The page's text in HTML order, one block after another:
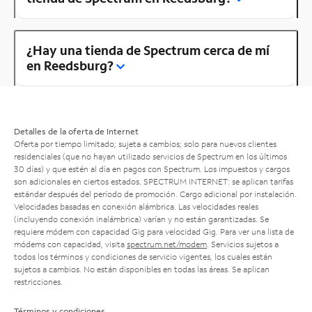
¿Hay una tienda de Spectrum cerca de mí
en Reedsburg?
Detalles de la oferta de Internet
Oferta por tiempo limitado; sujeta a cambios; solo para nuevos clientes
residenciales (que no hayan utilizado servicios de Spectrum en los últimos
30 días) y que estén al día en pagos con Spectrum. Los impuestos y cargos
son adicionales en ciertos estados. SPECTRUM INTERNET: se aplican tarifas
estándar después del período de promoción. Cargo adicional por instalación.
Velocidades basadas en conexión alámbrica. Las velocidades reales
(incluyendo conexión inalámbrica) varían y no están garantizadas. Se
requiere módem con capacidad Gig para velocidad Gig. Para ver una lista de
módems con capacidad, visita spectrum.net/modem . Servicios sujetos a
todos los términos y condiciones de servicio vigentes, los cuales están
sujetos a cambios. No están disponibles en todas las áreas. Se aplican
restricciones.